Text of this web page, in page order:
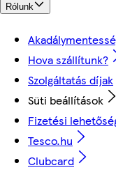
Rólunk
Hova szállítunk?
Szolgáltatás díjak
Süti beállítások
Fizetési
Tesco.hu
Clubcard